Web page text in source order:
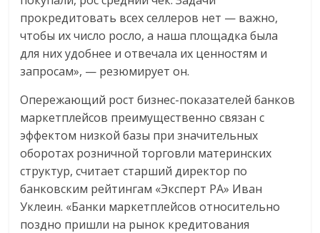
прокредитовать всех селлеров нет — важно,
чтобы их число росло, а наша площадка была
для них удобнее и отвечала их ценностям и
запросам», — резюмирует он.
Опережающий рост бизнес-показателей банков
маркетплейсов преимущественно связан с
эффектом низкой базы при значительных
оборотах розничной торговли материнских
структур, считает старший директор по
банковским рейтингам «Эксперт РА» Иван
Уклеин. «Банки маркетплейсов относительно
поздно пришли на рынок кредитования